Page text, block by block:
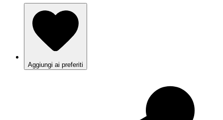
Aggiungi ai preferiti